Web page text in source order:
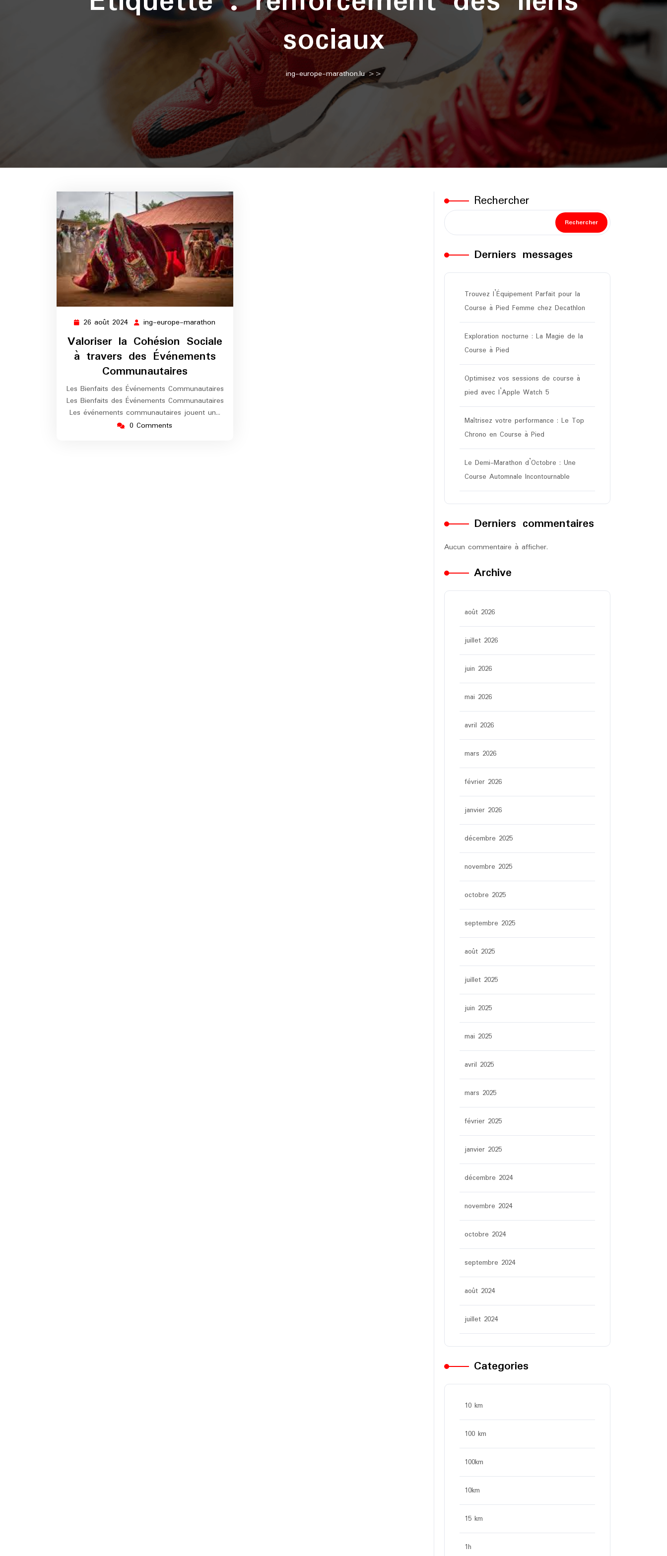
sociaux
ing-europe-marathon.lu>>
26 août 2024 26
août
2024
ing-europe-marathon
europe-
marathon
Valoriser la Cohésion Sociale
à travers des Événements
Communautaires
Les Bienfaits des Événements Communautaires
Les Bienfaits des Événements Communautaires
Les événements communautaires jouent un…
0 Comments
Rechercher
Rechercher
Derniers messages
Trouvez l’Équipement Parfait pour la
Course à Pied Femme chez Decathlon
Exploration nocturne : La Magie de la
Course à Pied
Optimisez vos sessions de course à
pied avec l’Apple Watch 5
Maîtrisez votre performance : Le Top
Chrono en Course à Pied
Le Demi-Marathon d’Octobre : Une
Course Automnale Incontournable
Derniers commentaires
Aucun commentaire à afficher.
Archive
août 2026
juillet 2026
juin 2026
mai 2026
avril 2026
mars 2026
février 2026
janvier 2026
décembre 2025
novembre 2025
octobre 2025
septembre 2025
août 2025
juillet 2025
juin 2025
mai 2025
avril 2025
mars 2025
février 2025
janvier 2025
décembre 2024
novembre 2024
octobre 2024
septembre 2024
août 2024
juillet 2024
Categories
10 km
100 km
100km
10km
15 km
1h